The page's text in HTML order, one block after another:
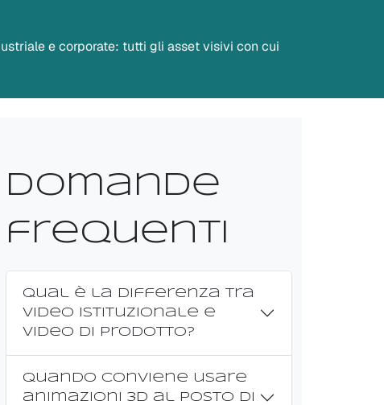
e corporate: tutti gli asset visivi con cui
Domande
frequenti
Qual è la differenza tra
video istituzionale e
video di prodotto?
Quando conviene usare
animazioni 3D al posto di